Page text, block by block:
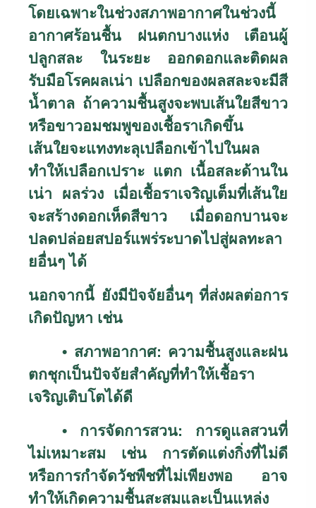
โดยเฉพาะในช่วงสภาพอากาศในช่วงนี้
อากาศร้อนชื้น ฝนตกบางแห่ง เตือนผู้
ปลูกสละ ในระยะ ออกดอกและติดผล
รับมือโรคผลเน่า เปลือกของผลสละจะมีสี
น้ำตาล ถ้าความชื้นสูงจะพบเส้นใยสีขาว
หรือขาวอมชมพูของเชื้อราเกิดขึ้น
เส้นใยจะแทงทะลุเปลือกเข้าไปในผล
ทำให้เปลือกเปราะ แตก เนื้อสละด้านใน
เน่า ผลร่วง เมื่อเชื้อราเจริญเต็มที่เส้นใย
จะสร้างดอกเห็ดสีขาว เมื่อดอกบานจะ
ปลดปล่อยสปอร์แพร่ระบาดไปสู่ผลทะลา
ยอื่นๆ ได้
นอกจากนี้ ยังมีปัจจัยอื่นๆ ที่ส่งผลต่อการ
เกิดปัญหา เช่น
• สภาพอากาศ: ความชื้นสูงและฝน
ตกชุกเป็นปัจจัยสำคัญที่ทำให้เชื้อรา
เจริญเติบโตได้ดี
• การจัดการสวน: การดูแลสวนที่
ไม่เหมาะสม เช่น การตัดแต่งกิ่งที่ไม่ดี
หรือการกำจัดวัชพืชที่ไม่เพียงพอ อาจ
ทำให้เกิดความชื้นสะสมและเป็นแหล่ง